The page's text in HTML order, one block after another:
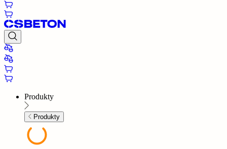
Produkty
Produkty